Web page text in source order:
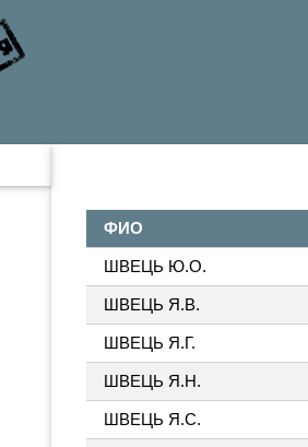
ФИО
ШВЕЦЬ Ю.О.
ШВЕЦЬ Я.В.
ШВЕЦЬ Я.Г.
ШВЕЦЬ Я.Н.
ШВЕЦЬ Я.С.